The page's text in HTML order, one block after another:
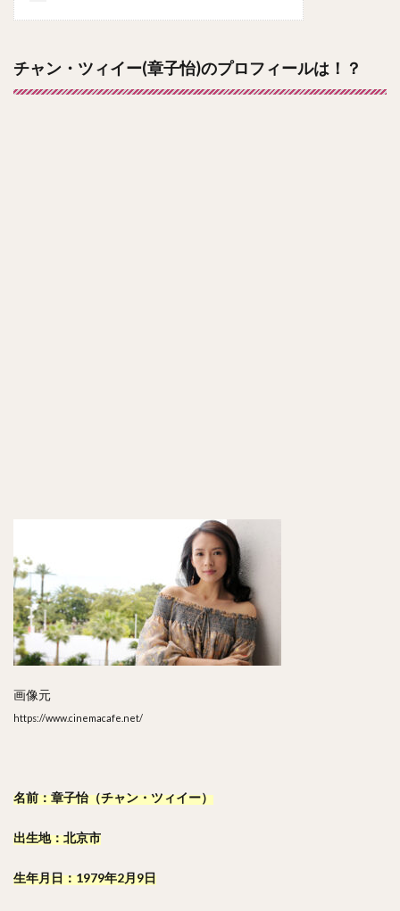
チャン・ツィイー(章子怡)のプロフィールは！？
画像元
https://www.cinemacafe.net/
名前：章子怡（チャン・ツィイー）
出生地：北京市
生年月日：1979年2月9日